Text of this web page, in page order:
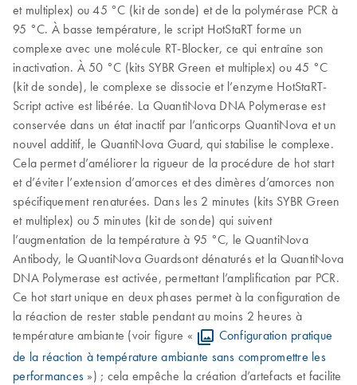
et multiplex) ou 45 °C (kit de sonde) et de la polymérase PCR à
95 °C. À basse température, le script HotStaRT forme un
complexe avec une molécule RT-Blocker, ce qui entraîne son
inactivation. À 50 °C (kits SYBR Green et multiplex) ou 45 °C
(kit de sonde), le complexe se dissocie et l’enzyme HotStaRT-
Script active est libérée. La QuantiNova DNA Polymerase est
conservée dans un état inactif par l’anticorps QuantiNova et un
nouvel additif, le QuantiNova Guard, qui stabilise le complexe.
Cela permet d’améliorer la rigueur de la procédure de hot start
et d’éviter l’extension d’amorces et des dimères d’amorces non
spécifiquement renaturées. Dans les 2 minutes (kits SYBR Green
et multiplex) ou 5 minutes (kit de sonde) qui suivent
l’augmentation de la température à 95 °C, le QuantiNova
Antibody, le QuantiNova Guardsont dénaturés et la QuantiNova
DNA Polymerase est activée, permettant l’amplification par PCR.
Ce hot start unique en deux phases permet à la configuration de
la réaction de rester stable pendant au moins 2 heures à
température ambiante (voir figure «
Configuration pratique
de la réaction à température ambiante sans compromettre les
performances ») ; cela empêche la création d’artefacts et facilite